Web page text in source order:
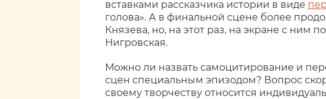
вставками рассказчика истории в виде
голова». А в финальной сцене более
Князева, но, на этот раз, на экране с ним
Нигровская.
Можно ли назвать самоцитирование и
сцен специальным эпизодом? Вопрос
своему творчеству относится